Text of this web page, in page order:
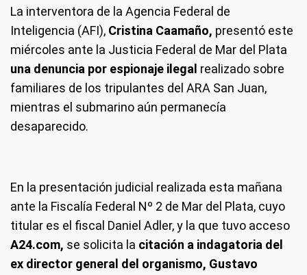
La interventora de la Agencia Federal de
Inteligencia (AFI), Cristina Caamaño, presentó este
miércoles ante la Justicia Federal de Mar del Plata
una denuncia por espionaje ilegal realizado sobre
familiares de los tripulantes del ARA San Juan,
mientras el submarino aún permanecía
desaparecido.
En la presentación judicial realizada esta mañana
ante la Fiscalía Federal Nº 2 de Mar del Plata, cuyo
titular es el fiscal Daniel Adler, y la que tuvo acceso
A24.com, se solicita la citación a indagatoria del
ex director general del organismo, Gustavo